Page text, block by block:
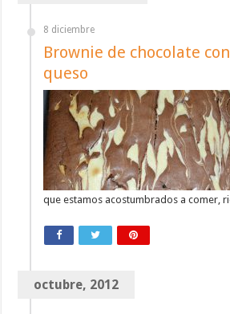
8 diciembre
Brownie de chocolate
queso
que estamos acostumbrados a comer,
octubre, 2012